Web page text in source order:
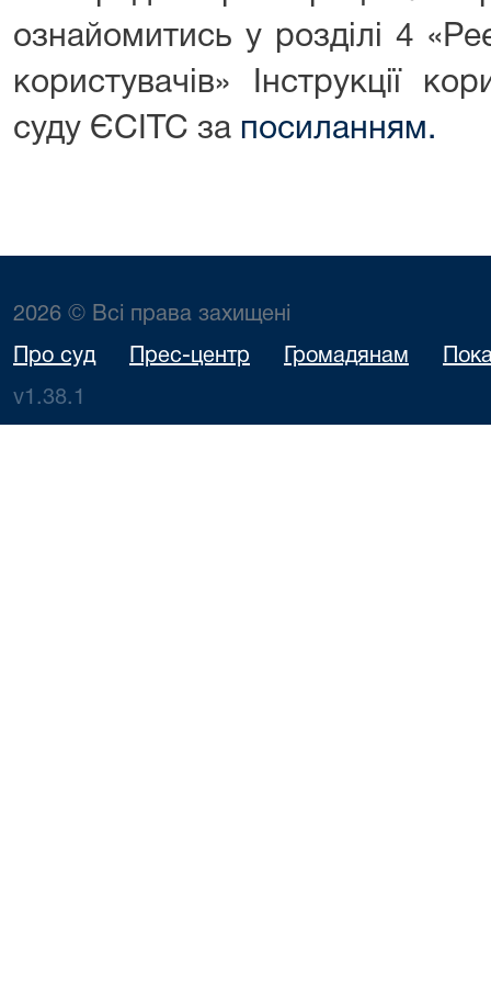
ознайомитись у розділі 4
користувачів» Інструкції
суду ЄСІТС за посиланням.
2026 © Всі права захищені
Про суд Прес-центр Громадянам
v1.38.1